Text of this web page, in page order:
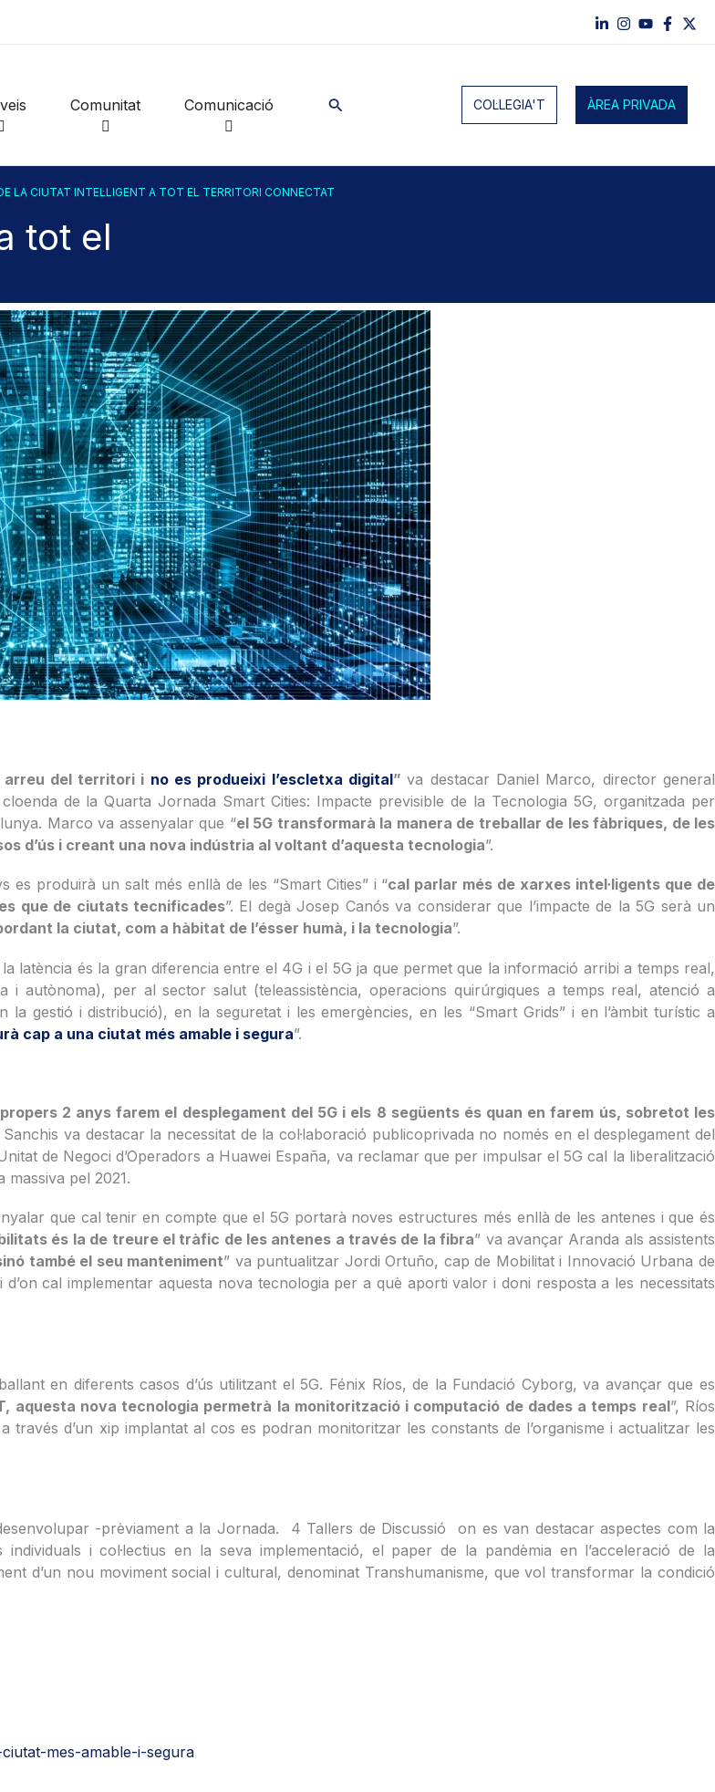
Comunitat Comunicació Cerca COL·LEGIA'T ÀREA PRIVADA
LA CIUTAT INTEL·LIGENT A TOT EL TERRITORI CONNECTAT
tot el
arreu del territori i no es produeixi l’escletxa digital”va destacar Daniel Marco, director general
de la Quarta Jornada Smart Cities: Impacte previsible de la Tecnologia 5G, organitzada per
Marco va assenyalar que “el 5G transformarà la manera de treballar de les fàbriques, de les
d’ús i creant una nova indústria al voltant d’aquesta tecnologia”.
produirà un salt més enllà de les “Smart Cities” i “cal parlar més de xarxes intel·ligents que de
que de ciutats tecnificades”. El degà Josep Canós va considerar que l’impacte de la 5G serà un
la ciutat, com a hàbitat de l’ésser humà, i la tecnologia”.
latència és la gran diferencia entre el 4G i el 5G ja que permet que la informació arribi a temps real,
autònoma), per al sector salut (teleassistència, operacions quirúrgiques a temps real, atenció a
gestió i distribució), en la seguretat i les emergències, en les “Smart Grids” i en l’àmbit turístic a
cap a una ciutat més amable i segura”.
2 anys farem el desplegament del 5G i els 8 següents és quan en farem ús, sobretot les
va destacar la necessitat de la col·laboració publicoprivada no només en el desplegament del
de Negoci d’Operadors a Huawei España, va reclamar que per impulsar el 5G cal la liberalització
massiva pel 2021.
que cal tenir en compte que el 5G portarà noves estructures més enllà de les antenes i que és
és la de treure el tràfic de les antenes a través de la fibra” va avançar Aranda als assistents
també el seu manteniment” va puntualitzar Jordi Ortuño, cap de Mobilitat i Innovació Urbana de
cal implementar aquesta nova tecnologia per a què aporti valor i doni resposta a les necessitats
en diferents casos d’ús utilitzant el 5G. Fénix Ríos, de la Fundació Cyborg, va avançar que es
aquesta nova tecnologia permetrà la monitorització i computació de dades a temps real”, Ríos
d’un xip implantat al cos es podran monitoritzar les constants de l’organisme i actualitzar les
-prèviament a la Jornada. 4 Tallers de Discussió on es van destacar aspectes com la
i col·lectius en la seva implementació, el paper de la pandèmia en l’acceleració de la
d’un nou moviment social i cultural, denominat Transhumanisme, que vol transformar la condició
mes-amable-i-segura